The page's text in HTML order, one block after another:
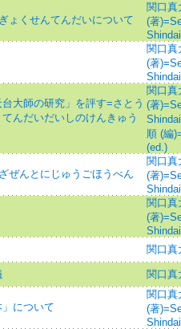
ょくせんてんだいについて
関口真
(著
関口真
(著
大師の研究」を評す=さとう
んだいだいしのけんきゅう
関口真
(著
順 (編
(ed.)
ぜんとにじゅうごほうべん
関口真
(著
関口真
(著
関口真
関口真
について
関口真
(著